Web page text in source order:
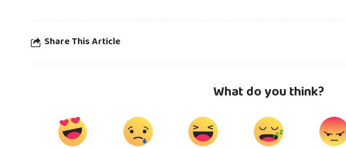
Share This Article
What do you think?